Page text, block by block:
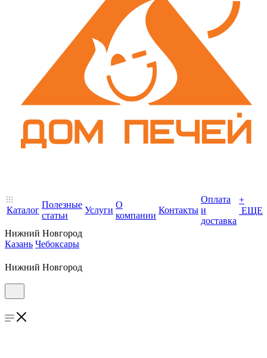
Каталог
Полезные
статьи
Услуги
О
компании
Контакты
Оплата
и
доставка
+
ЕЩЕ
Нижний Новгород
Казань Чебоксары
Нижний Новгород